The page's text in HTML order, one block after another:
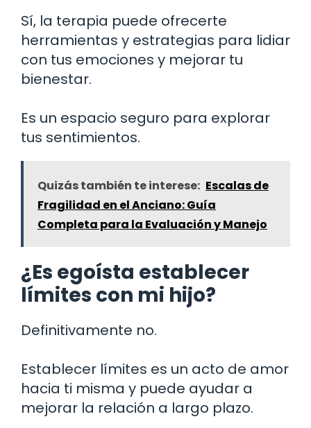
Sí, la terapia puede ofrecerte
herramientas y estrategias para lidiar
con tus emociones y mejorar tu
bienestar.
Es un espacio seguro para explorar
tus sentimientos.
Quizás también te interese: Escalas de
Fragilidad en el Anciano: Guía
Completa para la Evaluación y Manejo
¿Es egoísta establecer
límites con mi hijo?
Definitivamente no.
Establecer límites es un acto de amor
hacia ti misma y puede ayudar a
mejorar la relación a largo plazo.